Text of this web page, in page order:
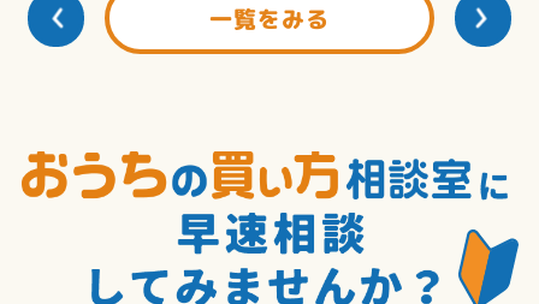
一覧をみる